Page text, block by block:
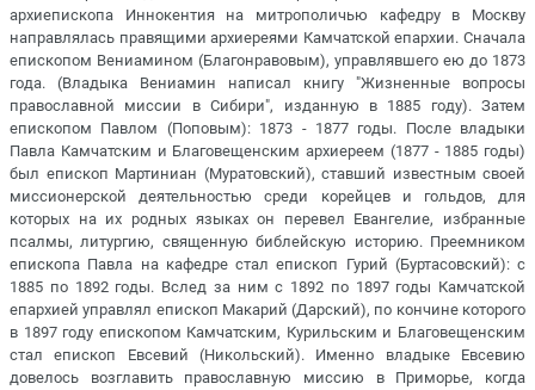
архиепископа Иннокентия на митрополичью кафедру в Москву
направлялась правящими архиереями Камчатской епархии. Сначала
епископом Вениамином (Благонравовым), управлявшего ею до 1873
года. (Владыка Вениамин написал книгу "Жизненные вопросы
православной миссии в Сибири", изданную в 1885 году). Затем
епископом Павлом (Поповым): 1873 - 1877 годы. После владыки
Павла Камчатским и Благовещенским архиереем (1877 - 1885 годы)
был епископ Мартиниан (Муратовский), ставший известным своей
миссионерской деятельностью среди корейцев и гольдов, для
которых на их родных языках он перевел Евангелие, избранные
псалмы, литургию, священную библейскую историю. Преемником
епископа Павла на кафедре стал епископ Гурий (Буртасовский): с
1885 по 1892 годы. Вслед за ним с 1892 по 1897 годы Камчатской
епархией управлял епископ Макарий (Дарский), по кончине которого
в 1897 году епископом Камчатским, Курильским и Благовещенским
стал епископ Евсевий (Никольский). Именно владыке Евсевию
довелось возглавить православную миссию в Приморье, когда